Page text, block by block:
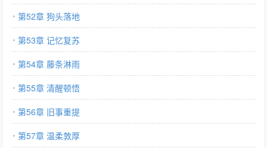
第52章 狗头落地
第53章 记忆复苏
第54章 藤条淋雨
第55章 清醒顿悟
第56章 旧事重提
第57章 温柔敦厚